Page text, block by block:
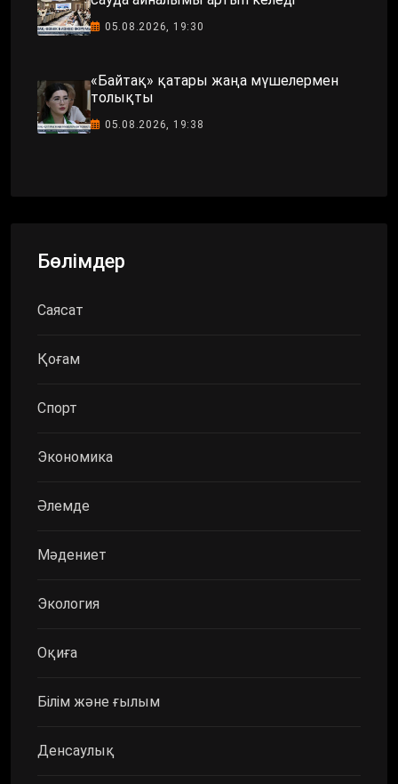
05.08.2026, 19:30
«Байтақ» қатары жаңа мүшелермен
толықты
05.08.2026, 19:38
Бөлімдер
Саясат
Қоғам
Спорт
Экономика
Әлемде
Мәдениет
Экология
Оқиға
Білім және ғылым
Денсаулық